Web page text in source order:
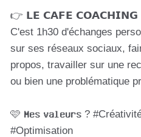
👉 𝗟𝗘 𝗖𝗔𝗙𝗘 𝗖𝗢𝗔𝗖𝗛𝗜𝗡𝗚
C'est 1h30 d'échanges
sur ses réseaux sociaux,
propos, travailler sur une
ou bien une problématique
🩷 𝗠𝗲𝘀 𝘃𝗮𝗹𝗲𝘂𝗿𝘀 ?
#Optimisation